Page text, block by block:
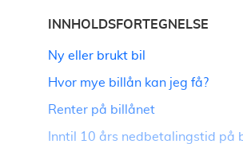
INNHOLDSFORTEGNELSE
Ny eller brukt bil
Hvor mye billån kan jeg få?
Renter på billånet
Inntil 10 års nedbetalingstid på